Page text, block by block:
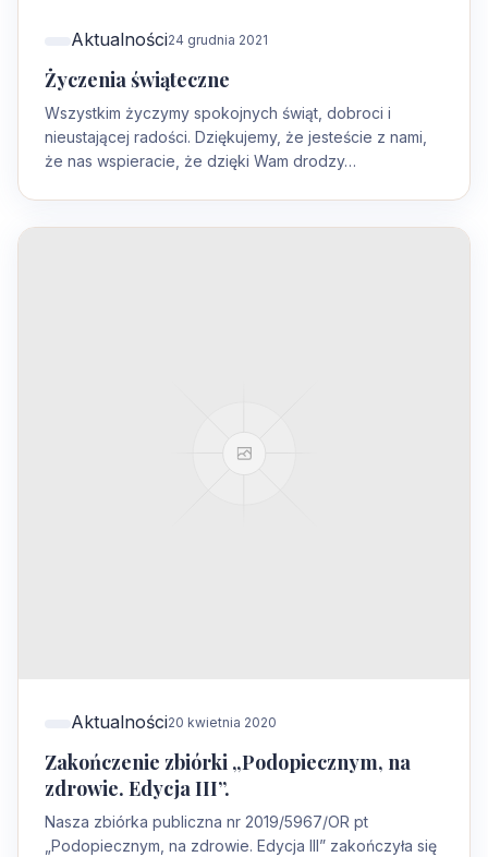
Aktualności24 grudnia 2021
Życzenia świąteczne
Wszystkim życzymy spokojnych świąt, dobroci i
nieustającej radości. Dziękujemy, że jesteście z nami,
że nas wspieracie, że dzięki Wam drodzy…
Aktualności20 kwietnia 2020
Zakończenie zbiórki „Podopiecznym, na
zdrowie. Edycja III”.
Nasza zbiórka publiczna nr 2019/5967/OR pt
„Podopiecznym, na zdrowie. Edycja III” zakończyła się